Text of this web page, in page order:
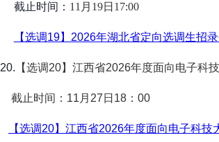
截止时间： 11月19日17:00
【选调19】2026年湖北省定向选调生招
20. 【选调20】江西省2026年度面向电子科
截止时间：11月27日18：00
【选调20】江西省2026年度面向电子科